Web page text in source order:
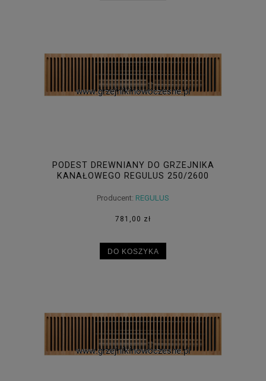
PODEST DREWNIANY DO GRZEJNIKA
KANAŁOWEGO REGULUS 250/2600
Producent: REGULUS
781,00 zł
DO KOSZYKA